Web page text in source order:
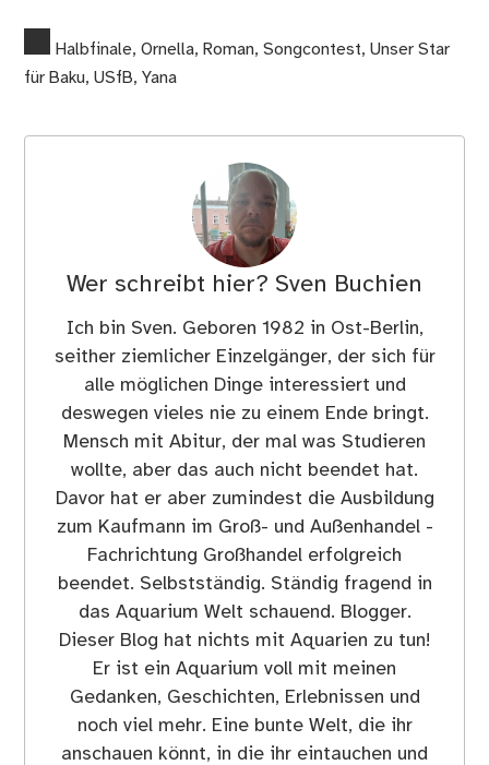
Halbfinale,Ornella, Roman,Songcontest,Unser Star
für Baku,USfB,Yana
Wer schreibt hier? Sven Buchien
Ich bin Sven. Geboren 1982 in Ost-Berlin,
seither ziemlicher Einzelgänger, der sich für
alle möglichen Dinge interessiert und
deswegen vieles nie zu einem Ende bringt.
Mensch mit Abitur, der mal was Studieren
wollte, aber das auch nicht beendet hat.
Davor hat er aber zumindest die Ausbildung
zum Kaufmann im Groß- und Außenhandel -
Fachrichtung Großhandel erfolgreich
beendet. Selbstständig. Ständig fragend in
das Aquarium Welt schauend. Blogger.
Dieser Blog hat nichts mit Aquarien zu tun!
Er ist ein Aquarium voll mit meinen
Gedanken, Geschichten, Erlebnissen und
noch viel mehr. Eine bunte Welt, die ihr
anschauen könnt, in die ihr eintauchen und